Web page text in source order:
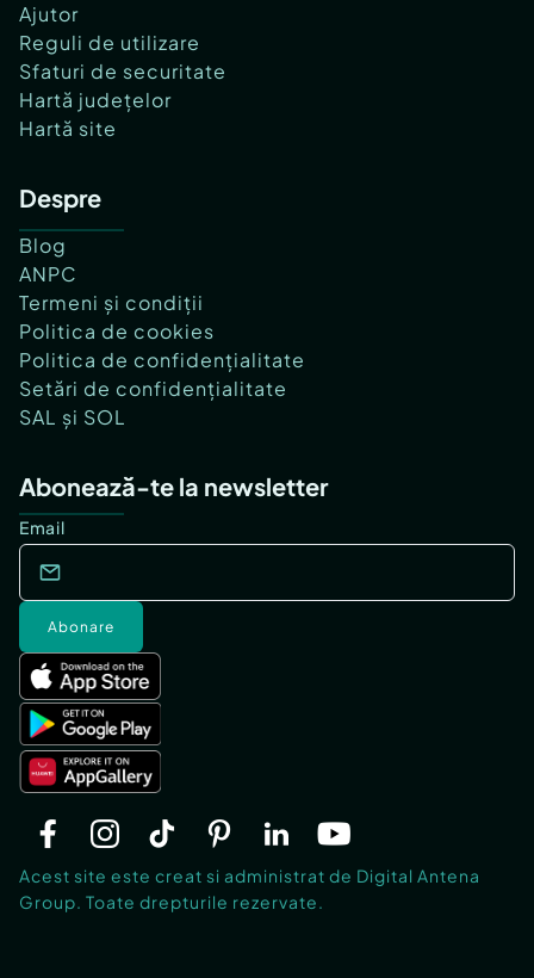
Ajutor
Reguli de utilizare
Sfaturi de securitate
Hartă județelor
Hartă site
Despre
Blog
ANPC
Termeni și condiții
Politica de cookies
Politica de confidențialitate
Setări de confidențialitate
SAL și SOL
Abonează-te la newsletter
Email
Abonare
Acest site este creat si administrat de Digital Antena
Group. Toate drepturile rezervate.